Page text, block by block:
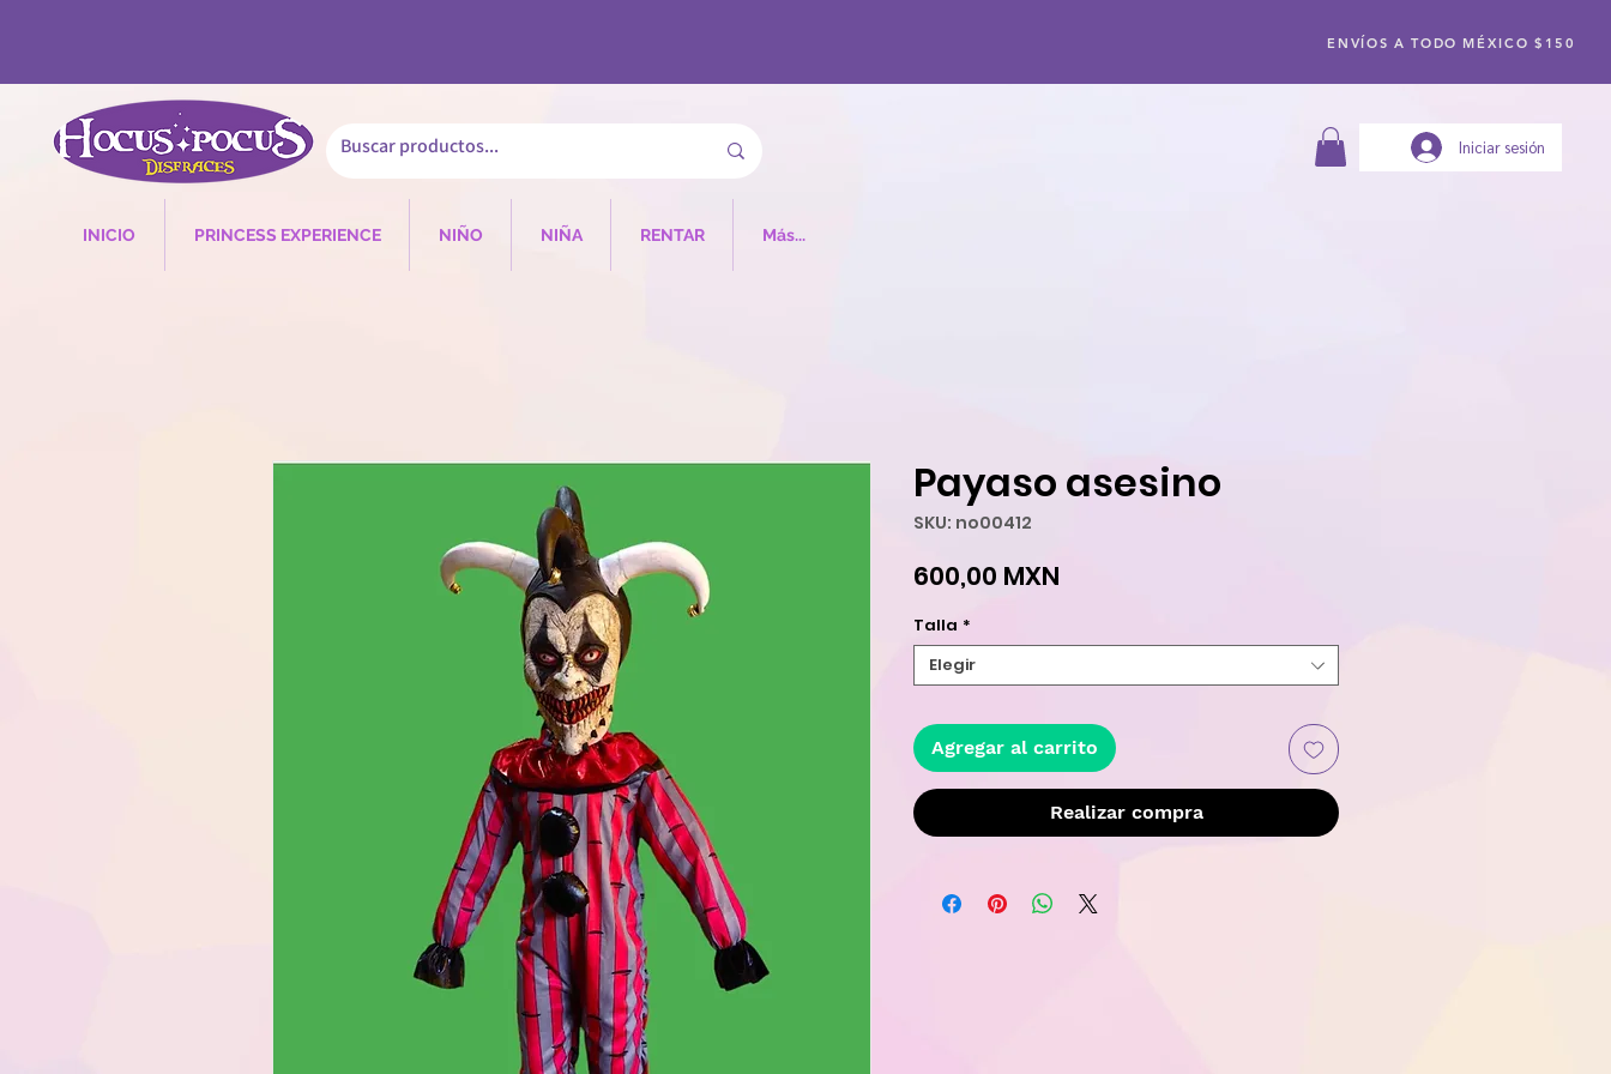
ENVÍOS A TODO MÉXICO $150
Iniciar sesión
INICIO PRINCESS EXPERIENCE NIÑO NIÑA RENTAR Más...
Payaso asesino
SKU: no00412
600,00 MXN
Talla *
Elegir
Agregar al carrito
Realizar compra